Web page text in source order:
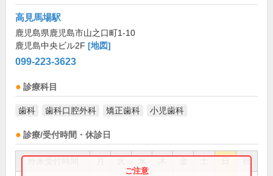
高見馬場駅
鹿児島県鹿児島市山之口町1-10
鹿児島中央ビル2F [地図]
099-223-3623
診療科目
歯科 歯科口腔外科 矯正歯科 小児歯科
診療/受付時間・休診日
祝